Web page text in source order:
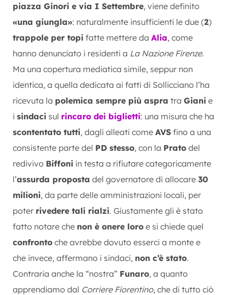
piazza Ginori e via I Settembre, viene definito
«una giungla»: naturalmente insufficienti le due (2)
trappole per topi fatte mettere da Alia, come
hanno denunciato i residenti a La Nazione Firenze.
Ma una copertura mediatica simile, seppur non
identica, a quella dedicata ai fatti di Sollicciano l’ha
ricevuta la polemica sempre più aspra tra Giani e
i sindaci sul rincaro dei biglietti: una misura che ha
scontentato tutti, dagli alleati come AVS fino a una
consistente parte del PD stesso, con la Prato del
redivivo Biffoni in testa a rifiutare categoricamente
l’assurda proposta del governatore di allocare 30
milioni, da parte delle amministrazioni locali, per
poter rivedere tali rialzi. Giustamente gli è stato
fatto notare che non è onere loro e si chiede quel
confronto che avrebbe dovuto esserci a monte e
che invece, affermano i sindaci, non c’è stato.
Contraria anche la “nostra” Funaro, a quanto
apprendiamo dal Corriere Fiorentino, che di tutto ciò